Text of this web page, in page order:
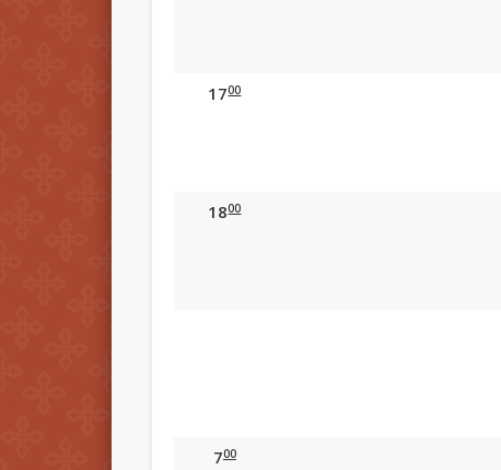
1700
1800
700